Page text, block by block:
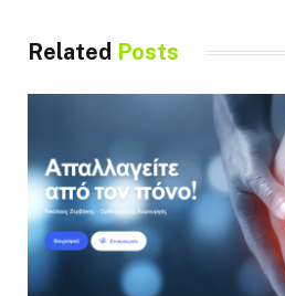
Related Posts